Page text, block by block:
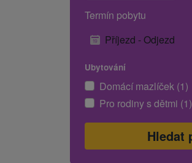
Termín pobytu
Příjezd - Odjezd
Ubytování
Domácí mazlíček (1)
Pro rodiny s dětmi (1)